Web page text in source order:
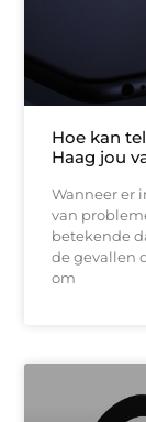
Hoe kan
Haag jou
Wanneer er
van
betekende
de gevallen
om